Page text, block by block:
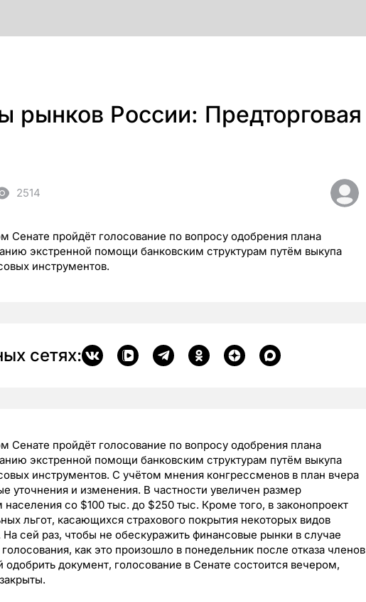
рынков России: Предторговая
2514
Сенате пройдёт голосование по вопросу одобрения плана
экстренной помощи банковским структурам путём выкупа
инструментов.
сетях:
Сенате пройдёт голосование по вопросу одобрения плана
экстренной помощи банковским структурам путём выкупа
инструментов. С учётом мнения конгрессменов в план вчера
уточнения и изменения. В частности увеличен размер
населения со $100 тыс. до $250 тыс. Кроме того, в законопроект
льгот, касающихся страхового покрытия некоторых видов
сей раз, чтобы не обескуражить финансовые рынки в случае
как это произошло в понедельник после отказа членов
одобрить документ, голосование в Сенате состоится вечером,